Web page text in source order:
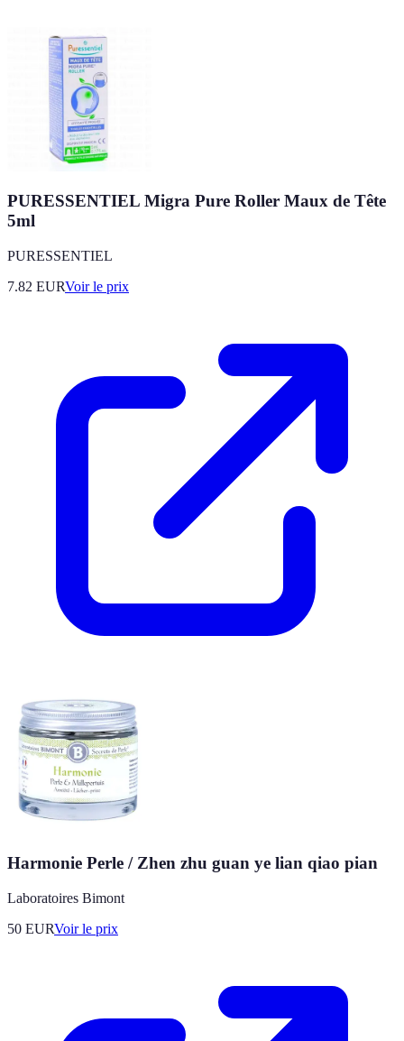
PURESSENTIEL Migra Pure Roller Maux de Tête
5ml
PURESSENTIEL
7.82 EURVoir le prix
Harmonie Perle / Zhen zhu guan ye lian qiao pian
Laboratoires Bimont
50 EURVoir le prix